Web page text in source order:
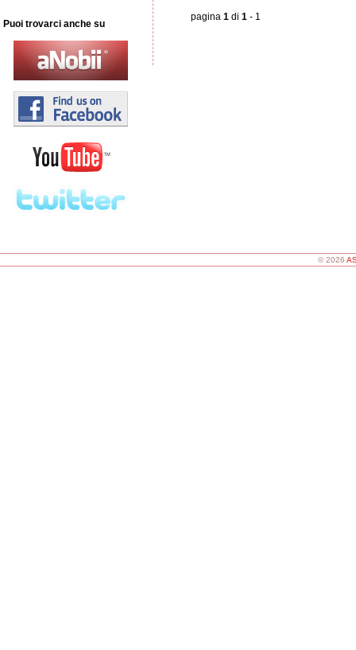
Puoi trovarci anche su
pagina 1 di 1 - 1
© 2026